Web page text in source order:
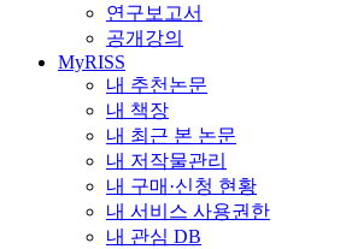
연구보고서
공개강의
MyRISS
내 추천논문
내 책장
내 최근 본 논문
내 저작물관리
내 구매·신청 현황
내 서비스 사용권한
내 관심 DB